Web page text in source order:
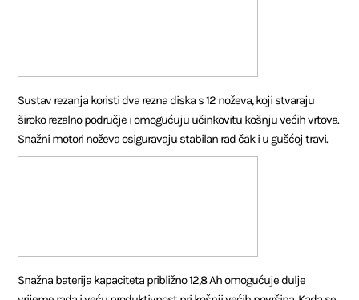
Sustav rezanja koristi dva rezna diska s 12 noževa, koji stvaraju
široko rezalno područje i omogućuju učinkovitu košnju većih vrtova.
Snažni motori noževa osiguravaju stabilan rad čak i u gušćoj travi.
Snažna baterija kapaciteta približno 12,8 Ah omogućuje dulje